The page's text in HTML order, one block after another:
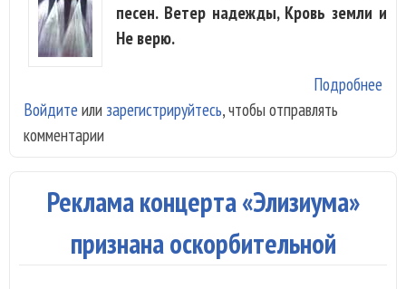
песен. Ветер надежды, Кровь земли и
Не верю.
Подробнее
Войдите или зарегистрируйтесь, чтобы отправлять
комментарии
Реклама концерта «Элизиума»
признана оскорбительной